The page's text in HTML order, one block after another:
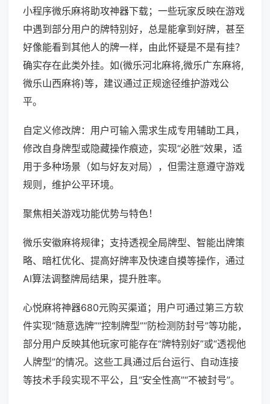
小程序微乐麻将助攻神器下载；一些玩家反映在游戏
中遇到部分用户的牌特别好，总是能拿到好牌，甚至
好像能看到其他人的牌一样，由此怀疑是不是有挂？
确实存在此类外挂。如(微乐河北麻将,微乐广东麻将,
微乐山西麻将)等，建议通过正规途径维护游戏公
平。
自定义修改牌：用户可输入需求生成专用辅助工具，
修改自身牌型或隐藏操作痕迹，实现“必胜”效果，适
用于多种场景（如与好友对局），但需注意遵守游戏
规则，维护公平环境。
聚焦相关游戏功能优势与特色！
微乐安徽麻将规律；支持透视全局牌型、智能出牌策
略、暗杠优化、提高好牌率及快速自摸等操作，通过
AI算法调整牌局结果，提升胜率。
心悦麻将神器680元购买渠道；用户可通过第三方软
件实现“随意选牌”“控制牌型”“防检测防封号”等功能，
部分用户反映其他玩家可能存在“牌特别好”或“透视他
人牌型”的情况。这些工具通过后台运行、自动连接
等技术手段实现不平公，且“安全性高”“不被封号”。